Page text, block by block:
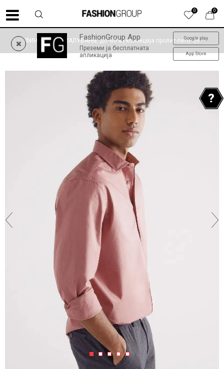
0
0
FashionGroup App
Преземи ја бесплатната
апликација
Google play
App Store
ФИНАЛНО НАМАЛУВАЊЕ до -60% | колекција пролет-лето '26
1 2 3 4 5